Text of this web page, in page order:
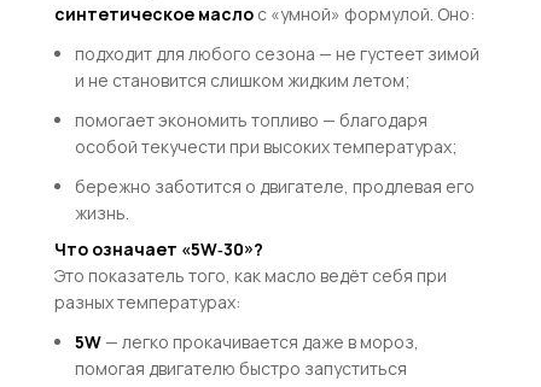
синтетическое масло с «умной» формулой. Оно:
подходит для любого сезона — не густеет зимой
и не становится слишком жидким летом;
помогает экономить топливо — благодаря
особой текучести при высоких температурах;
бережно заботится о двигателе, продлевая его
жизнь.
Что означает «5W‑30»?
Это показатель того, как масло ведёт себя при
разных температурах:
5W— легко прокачивается даже в мороз,
помогая двигателю быстро запуститься